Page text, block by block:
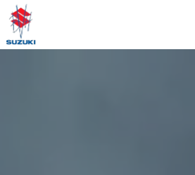
Panneau de gestion des cookies